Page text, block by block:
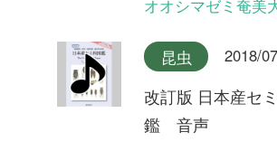
昆虫
改訂版 日本産セミ科図
鑑 音声
ヒグラシ奄美大島産